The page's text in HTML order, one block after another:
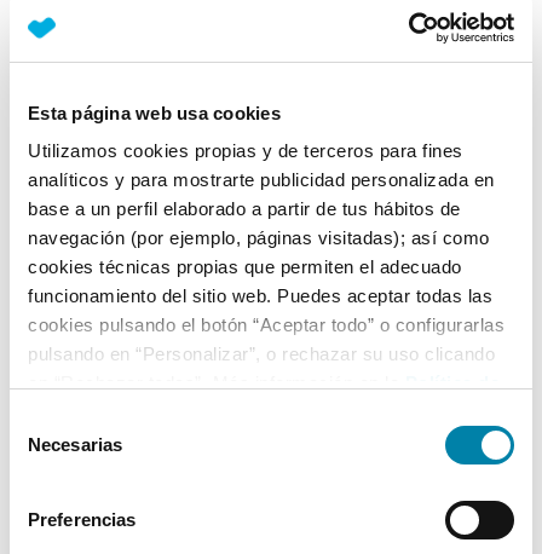
Esta página web usa cookies
Utilizamos cookies propias y de terceros para fines
analíticos y para mostrarte publicidad personalizada en
base a un perfil elaborado a partir de tus hábitos de
navegación (por ejemplo, páginas visitadas); así como
cookies técnicas propias que permiten el adecuado
funcionamiento del sitio web. Puedes aceptar todas las
cookies pulsando el botón “Aceptar todo” o configurarlas
pulsando en “Personalizar”, o rechazar su uso clicando
Necesarias
Preferencias